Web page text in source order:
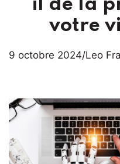
il de la
votre
9 octobre 2024/Leo